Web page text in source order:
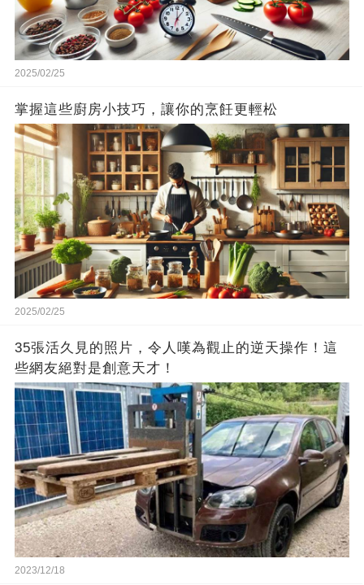
2025/02/25
掌握這些廚房小技巧，讓你的烹飪更輕松
2025/02/25
35張活久見的照片，令人嘆為觀止的逆天操作！這
些網友絕對是創意天才！
2023/12/18